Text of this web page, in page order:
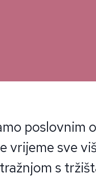
poslovnim
vrijeme sve
s